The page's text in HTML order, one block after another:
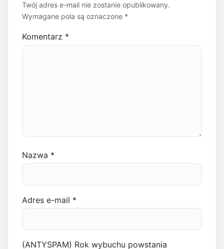
Twój adres e-mail nie zostanie opublikowany.
Wymagane pola są oznaczone *
Komentarz *
Nazwa *
Adres e-mail *
(ANTYSPAM) Rok wybuchu powstania